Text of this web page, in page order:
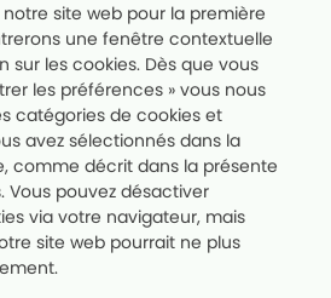
notre site web pour la première
une fenêtre contextuelle
sur les cookies. Dès que vous
les préférences » vous nous
catégories de cookies et
avez sélectionnés dans la
comme décrit dans la présente
Vous pouvez désactiver
via votre navigateur, mais
site web pourrait ne plus